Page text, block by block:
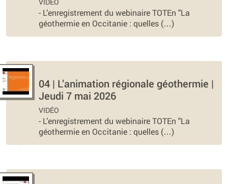
- L’enregistrement du webinaire TOTEn "La
géothermie en Occitanie : quelles (…)
04 | L’animation régionale géothermie |
Jeudi 7 mai 2026
VIDÉO
- L’enregistrement du webinaire TOTEn "La
géothermie en Occitanie : quelles (…)